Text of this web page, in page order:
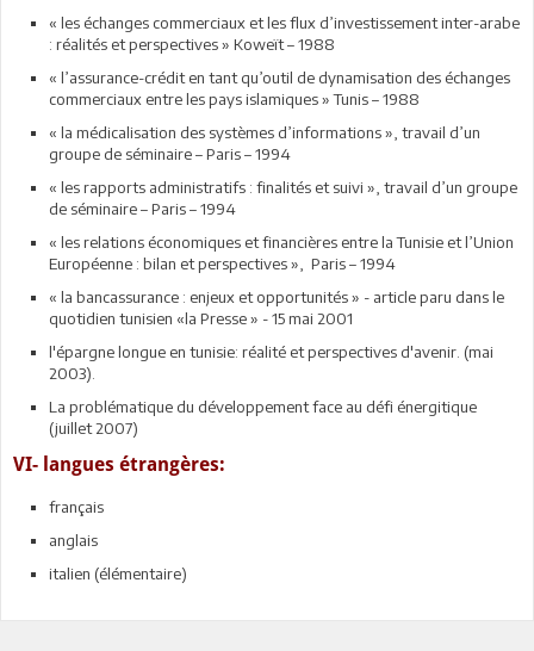
« les échanges commerciaux et les flux d’investissement inter-arabe
: réalités et perspectives » Koweït – 1988
« l’assurance-crédit en tant qu’outil de dynamisation des échanges
commerciaux entre les pays islamiques » Tunis – 1988
« la médicalisation des systèmes d’informations », travail d’un
groupe de séminaire – Paris – 1994
« les rapports administratifs : finalités et suivi », travail d’un groupe
de séminaire – Paris – 1994
« les relations économiques et financières entre la Tunisie et l’Union
Européenne : bilan et perspectives », Paris – 1994
« la bancassurance : enjeux et opportunités » - article paru dans le
quotidien tunisien «la Presse » - 15 mai 2001
l'épargne longue en tunisie: réalité et perspectives d'avenir. (mai
2003).
La problématique du développement face au défi énergitique
(juillet 2007)
VI- langues étrangères:
français
anglais
italien (élémentaire)